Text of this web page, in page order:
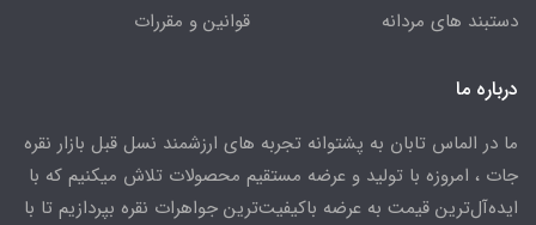
دستبند های مردانه
قوانین و مقررات
درباره ما
ما در الماس تابان به پشتوانه تجربه های ارزشمند نسل قبل بازار نقره
جات ، امروزه با تولید و عرضه مستقیم محصولات تلاش میکنیم که با
ایده‌آل‌ترین قیمت به عرضه باکیفیت‌ترین جواهرات نقره بپردازیم تا با